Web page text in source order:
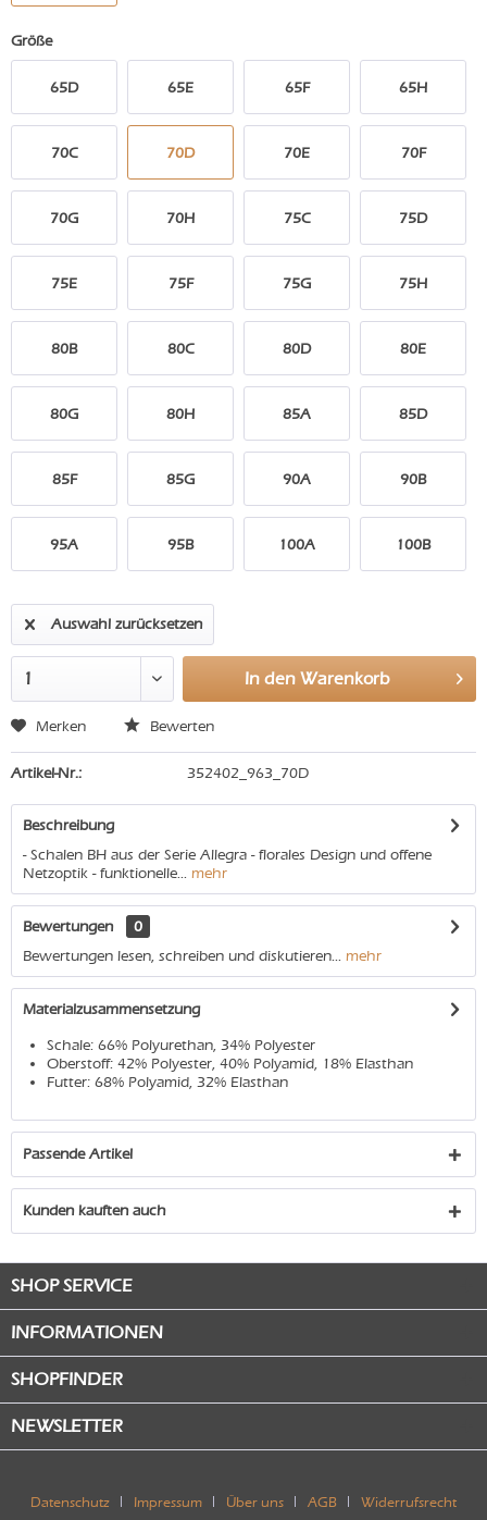
Größe
65D 65E 65F 65H
70C 70D 70E 70F
70G 70H 75C 75D
75E 75F 75G 75H
80B 80C 80D 80E
80G 80H 85A 85D
85F 85G 90A 90B
95A 95B 100A 100B
Auswahl zurücksetzen
In den Warenkorb
Merken Bewerten
Artikel-Nr.: 352402_963_70D
Beschreibung
- Schalen BH aus der Serie Allegra - florales Design und offene
Netzoptik - funktionelle... mehr
Bewertungen
0
Bewertungen lesen, schreiben und diskutieren... mehr
Materialzusammensetzung
Schale: 66% Polyurethan, 34% Polyester
Oberstoff: 42% Polyester, 40% Polyamid, 18% Elasthan
Futter: 68% Polyamid, 32% Elasthan
Passende Artikel
Kunden kauften auch
SHOP SERVICE
INFORMATIONEN
SHOPFINDER
NEWSLETTER
Datenschutz Impressum Über uns AGB Widerrufsrecht